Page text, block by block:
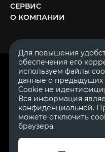
СЕРВИС
О КОМПАНИИ
© 2007—2026 «Диалог
Обращаем Ваше внимание на
носит исключительно
каких условиях не
положениями Статьи 437
Федерации.Для получения
продажам автосалонов
ОГРН 1111644005153
ИНН 1644062657
Для повышения
обеспечения его
используем файлы
данные о предыдущих
Cookie не
Вся информация
конфиденциальной.
можете отключить
браузера.